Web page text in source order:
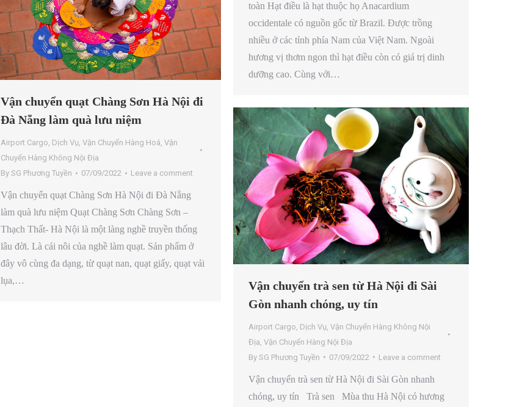
toàn Hạt điều là hạt thuộc họ Anacardium
occidentale có nguồn gốc từ Brazil. Được trồng
nhiều ở các tỉnh phía Nam của Việt Nam. Ngoài
hương vị thơm ngon thì hạt điều còn có giá trị dinh
dưỡng cao. Cùng với…
Vận chuyển quạt Chàng Sơn Hà Nội đi
Đà Nẵng làm quà lưu niệm
Airport Cargo, Dịch Vụ, Vận Chuyển Hàng Hoá, Vận
Chuyển Hàng Không Nội Địa
By SG Phương Tuyền 07/09/2022 Leave a comment
Vận chuyển quạt Chàng Sơn Hà Nội đi Đà Nẵng
làm quà lưu niệm Quạt Chàng Sơn Chàng Sơn –
Thạch Thất- Hà Nội là một làng nghề truyền thống
lâu đời. Là cái nôi của nghề làm quạt. Sản phẩm ở
đây vô cùng đa dạng, từ quạt nan, quạt giấy, quạt vải
lụa,…
Vận chuyển trà sen từ Hà Nội đi Sài
Gòn nhanh chóng, uy tín
Airport Cargo Dịch Vụ Vận Chuyển Hàng Không Nội
Địa Vận Chuyển Hàng Nội Địa
By SG Phương Tuyền 07/09/2022 Leave a comment
Vận chuyển trà sen từ Hà Nội đi Sài Gòn nhanh
chóng, uy tín Trà sen Mùa thu Hà Nội có hương